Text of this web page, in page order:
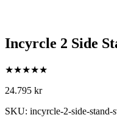
Incyrcle 2 Side
★★★★★
24.795 kr
SKU: incyrcle-2-side-stand-